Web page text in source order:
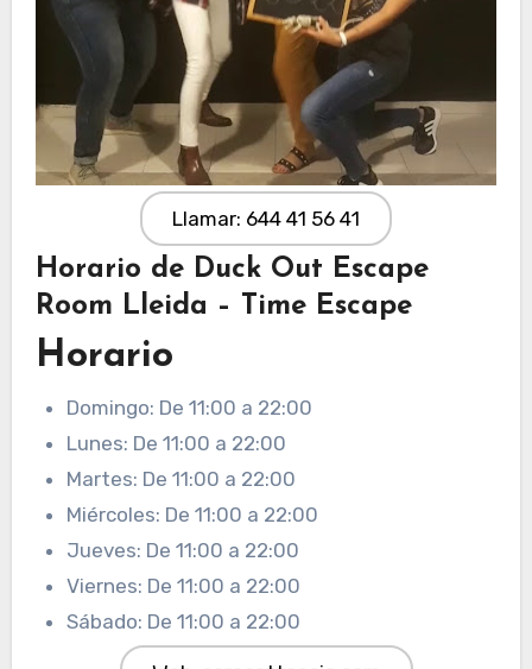
Llamar: 644 41 56 41
Horario de Duck Out Escape
Room Lleida – Time Escape
Horario
Domingo: De 11:00 a 22:00
Lunes: De 11:00 a 22:00
Martes: De 11:00 a 22:00
Miércoles: De 11:00 a 22:00
Jueves: De 11:00 a 22:00
Viernes: De 11:00 a 22:00
Sábado: De 11:00 a 22:00